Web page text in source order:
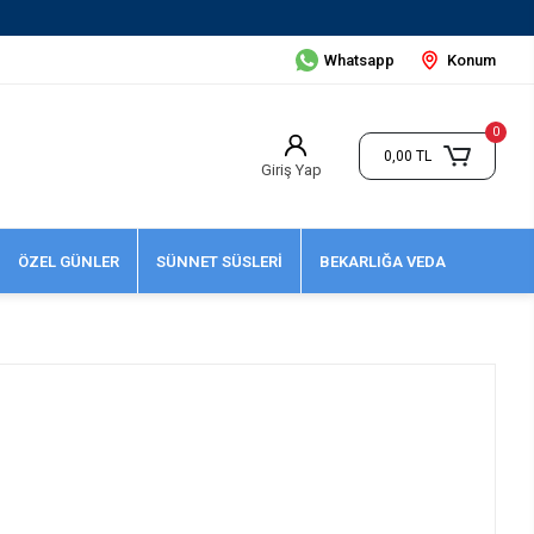
Whatsapp Konum
Giriş Yap
0
0,00 TL
ÖZEL GÜNLER SÜNNET SÜSLERİ BEKARLIĞA VEDA